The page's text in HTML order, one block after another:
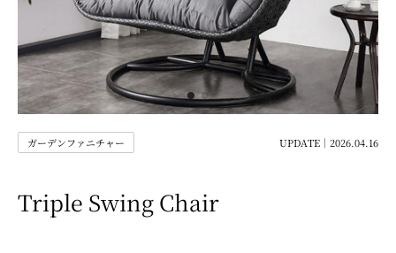
ガーデンファニチャー UPDATE｜2026.04.16
Triple Swing Chair